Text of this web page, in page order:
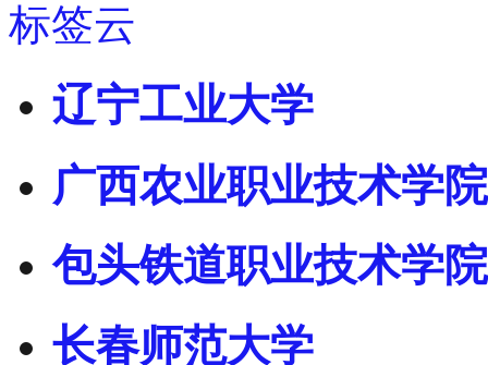
标签云
辽宁工业大学
广西农业职业技术学院
包头铁道职业技术学院
长春师范大学